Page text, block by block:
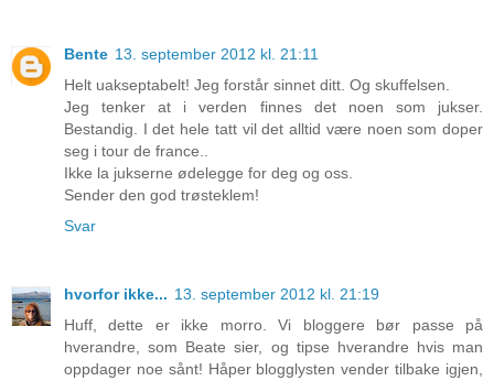
Bente 13. september 2012 kl. 21:11
Helt uakseptabelt! Jeg forstår sinnet ditt. Og skuffelsen.
Jeg tenker at i verden finnes det noen som jukser.
Bestandig. I det hele tatt vil det alltid være noen som doper
seg i tour de france..
Ikke la jukserne ødelegge for deg og oss.
Sender den god trøsteklem!
Svar
hvorfor ikke... 13. september 2012 kl. 21:19
Huff, dette er ikke morro. Vi bloggere bør passe på
hverandre, som Beate sier, og tipse hverandre hvis man
oppdager noe sånt! Håper blogglysten vender tilbake igjen,